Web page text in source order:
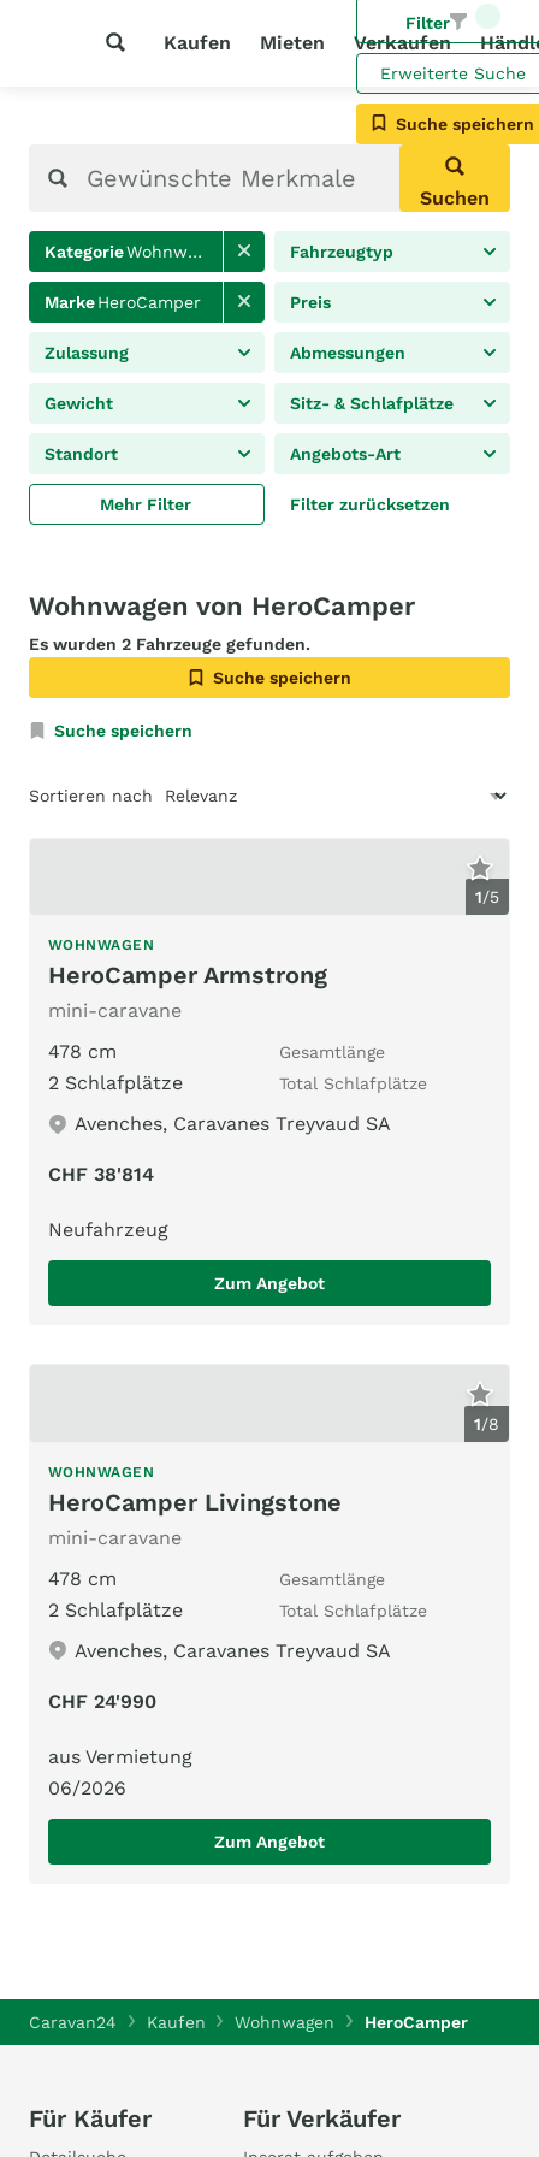
Kaufen Mieten Verkaufen
Filter
Erweiterte Suche
Suche speichern
Suchen
KategorieWohnwagen Fahrzeugtyp
MarkeHeroCamper Preis
Zulassung Abmessungen
Gewicht Sitz- & Schlafplätze
Standort Angebots-Art
Mehr Filter Filter zurücksetzen
Wohnwagen von HeroCamper
Es wurden 2 Fahrzeuge gefunden.
Suche speichern
Suche speichern
Sortieren nach
1/5
WOHNWAGEN
HeroCamper Armstrong
mini-caravane
478 cm
Gesamtlänge
2 Schlafplätze Total Schlafplätze
Avenches, Caravanes Treyvaud SA
CHF 38'814
Neufahrzeug
Zum Angebot
1/8
WOHNWAGEN
HeroCamper Livingstone
mini-caravane
478 cm
Gesamtlänge
2 Schlafplätze Total Schlafplätze
Avenches, Caravanes Treyvaud SA
CHF 24'990
aus Vermietung
06/2026
Zum Angebot
Caravan24 Kaufen Wohnwagen HeroCamper
Für Käufer Für Verkäufer